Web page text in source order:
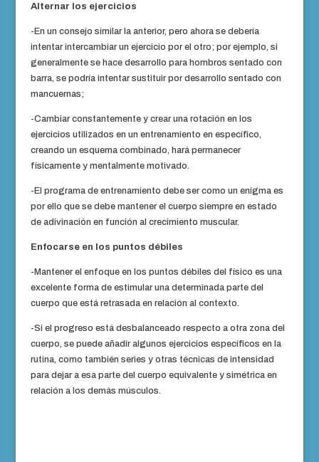
Alternar los ejercicios
-En un consejo similar la anterior, pero ahora se debería
intentar intercambiar un ejercicio por el otro; por ejemplo, si
generalmente se hace desarrollo para hombros sentado con
barra, se podría intentar sustituir por desarrollo sentado con
mancuernas;
-Cambiar constantemente y crear una rotación en los
ejercicios utilizados en un entrenamiento en específico,
creando un esquema combinado, hará permanecer
físicamente y mentalmente motivado.
-El programa de entrenamiento debe ser como un enigma es
por ello que se debe mantener el cuerpo siempre en estado
de adivinación en función al crecimiento muscular.
Enfocarse en los puntos débiles
-Mantener el enfoque en los puntos débiles del físico es una
excelente forma de estimular una determinada parte del
cuerpo que está retrasada en relación al contexto.
-Si el progreso está desbalanceado respecto a otra zona del
cuerpo, se puede añadir algunos ejercicios específicos en la
rutina, como también series y otras técnicas de intensidad
para dejar a esa parte del cuerpo equivalente y simétrica en
relación a los demás músculos.